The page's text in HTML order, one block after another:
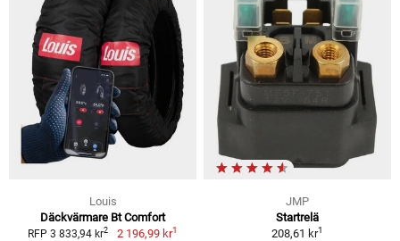
Louis
Däckvärmare Bt Comfort
RFP 3 833,94 kr2 2 196,99 kr1
JMP
Startrelä
208,61 kr1